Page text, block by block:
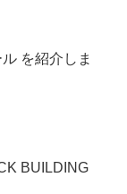
を紹介しま
BUILDING